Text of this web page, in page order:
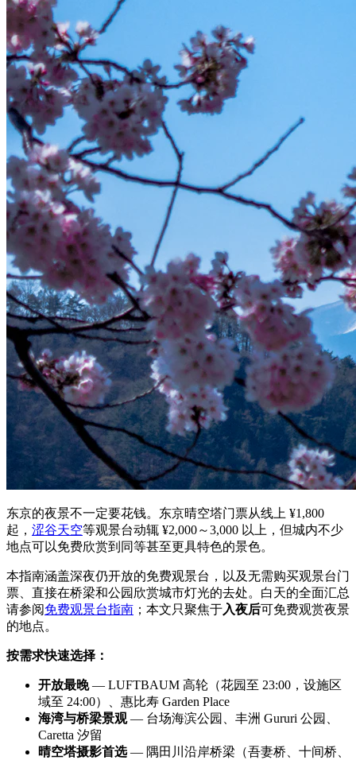
东京的夜景不一定要花钱。东京晴空塔门票从线上 ¥1,800
起， 涩谷天空等观景台动辄 ¥2,000～3,000 以上，但城内不少
地点可以免费欣赏到同等甚至更具特色的景色。
本指南涵盖深夜仍开放的免费观景台，以及无需购买观景台门
票、直接在桥梁和公园欣赏城市灯光的去处。白天的全面汇总
请参阅免费观景台指南 ；本文只聚焦于入夜后可免费观赏夜景
的地点。
按需求快速选择：
开放最晚— LUFTBAUM 高轮（花园至 23:00，设施区
域至 24:00）、惠比寿 Garden Place
海湾与桥梁景观— 台场海滨公园、丰洲 Gururi 公园、
Caretta 汐留
晴空塔摄影首选— 隅田川沿岸桥梁（吾妻桥、十间桥、